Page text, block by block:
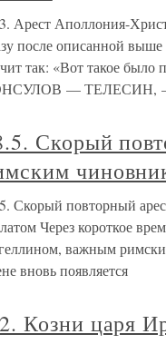
Арест Аполлония-
после описанной
так: «Вот такое
— ТЕЛЕСИН,
Скорый
Скорый повторный
Через короткое
важным
вновь появляется
Козни царя